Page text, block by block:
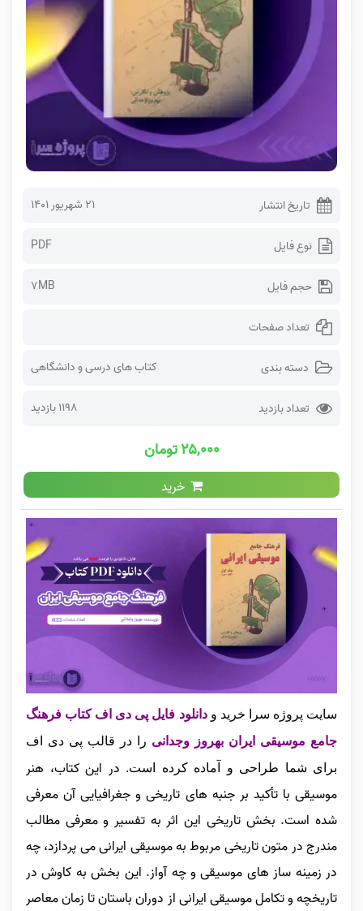
تاریخ انتشار ۲۱ شهریور ۱۴۰۱
نوع فایل PDF
حجم فایل 7MB
تعداد صفحات
دسته بندی کتاب های درسی و دانشگاهی
تعداد بازدید 1198 بازدید
۲۵,۰۰۰ تومان
خرید
سایت پروژه سرا خرید و دانلود فایل پی دی اف کتاب فرهنگ
جامع موسیقی ایران بهروز وجدانی را در قالب پی دی اف
برای شما طراحی و آماده کرده است. در این کتاب، هنر
موسیقی با تأکید بر جنبه‌ های تاریخی و جغرافیایی آن معرفی
شده است. بخش تاریخی این اثر به تفسیر و معرفی مطالب
مندرج در متون تاریخی مربوط به موسیقی ایرانی می‌ پردازد، چه
در زمینه ساز های موسیقی و چه آواز. این بخش به کاوش در
تاریخچه و تکامل موسیقی ایرانی از دوران باستان تا زمان معاصر